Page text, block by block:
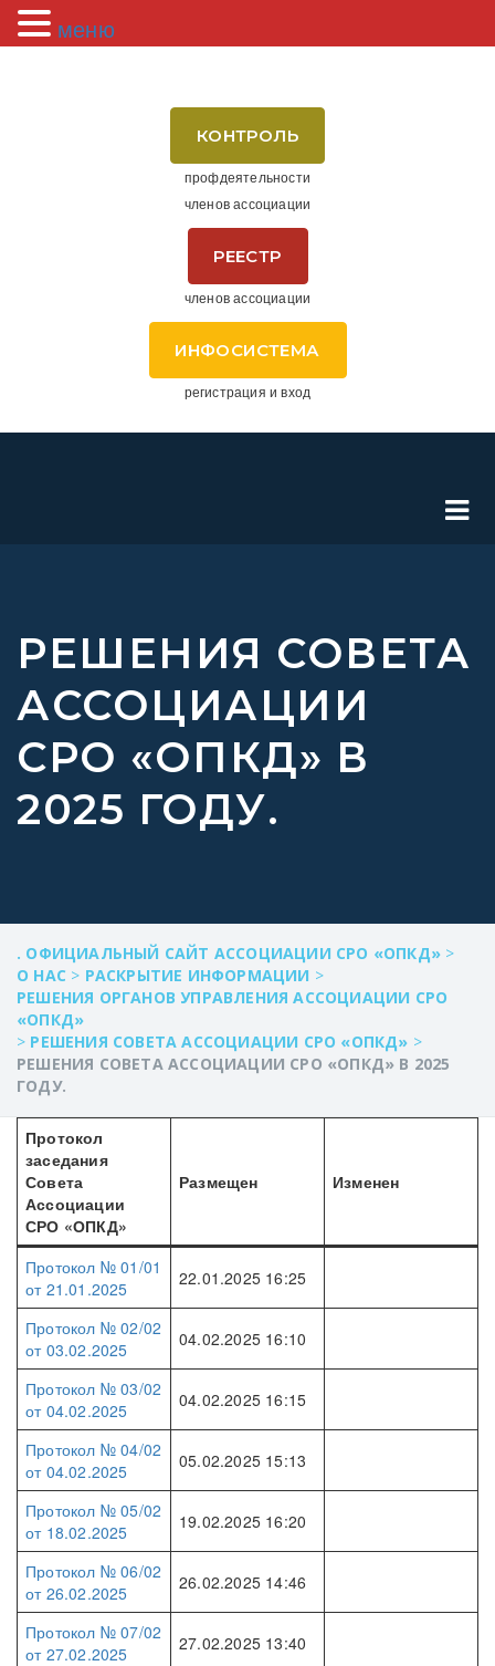
КОНТРОЛЬ
профдеятельности
членов ассоциации
РЕЕСТР
членов ассоциации
ИНФОСИСТЕМА
регистрация и вход
РЕШЕНИЯ СОВЕТА
АССОЦИАЦИИ
СРО «ОПКД» В
2025 ГОДУ.
. ОФИЦИАЛЬНЫЙ САЙТ АССОЦИАЦИИ СРО «ОПКД» >
О НАС > РАСКРЫТИЕ ИНФОРМАЦИИ >
РЕШЕНИЯ ОРГАНОВ УПРАВЛЕНИЯ АССОЦИАЦИИ СРО
«ОПКД»
> РЕШЕНИЯ СОВЕТА АССОЦИАЦИИ СРО «ОПКД» >
РЕШЕНИЯ СОВЕТА АССОЦИАЦИИ СРО «ОПКД» В 2025
ГОДУ.
Протокол
заседания
Совета
Ассоциации
СРО «ОПКД»
Размещен Изменен
Протокол № 01/01
от 21.01.2025
22.01.2025 16:25
Протокол № 02/02
от 03.02.2025
04.02.2025 16:10
Протокол № 03/02
от 04.02.2025
04.02.2025 16:15
Протокол № 04/02
от 04.02.2025
05.02.2025 15:13
Протокол № 05/02
от 18.02.2025
19.02.2025 16:20
Протокол № 06/02
от 26.02.2025
26.02.2025 14:46
Протокол № 07/02
от 27.02.2025
27.02.2025 13:40
меню